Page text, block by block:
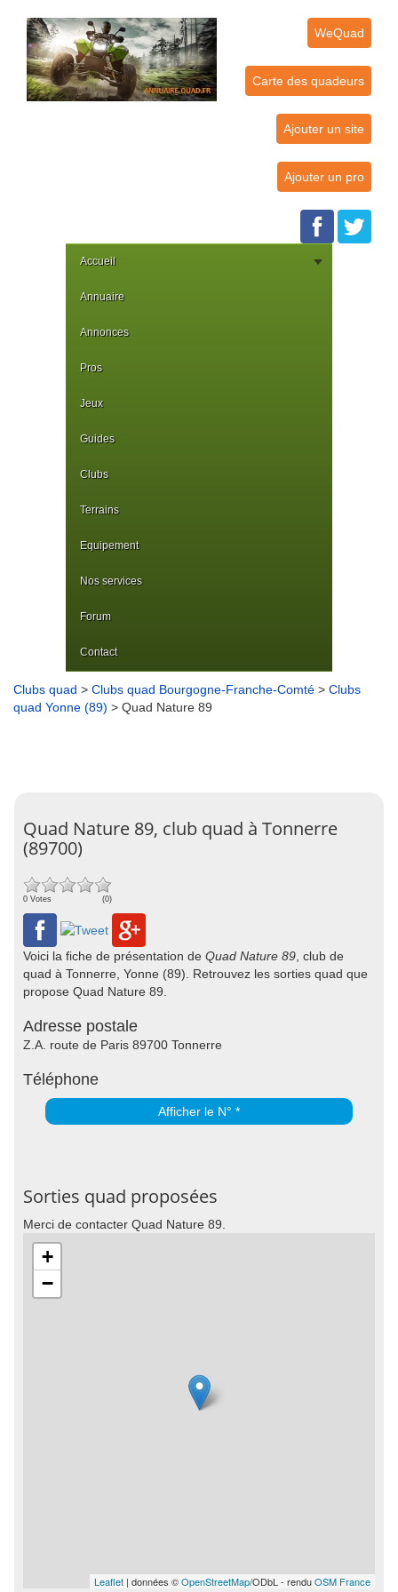
WeQuad
Carte des quadeurs
Ajouter un site
Ajouter un pro
Accueil
Annuaire
Annonces
Pros
Jeux
Guides
Clubs
Terrains
Equipement
Nos services
Forum
Contact
Clubs quad > Clubs quad Bourgogne-Franche-Comté > Clubs
quad Yonne (89) > Quad Nature 89
Quad Nature 89, club quad à Tonnerre
(89700)
0 Votes (0)
Voici la fiche de présentation de Quad Nature 89 , club de
quad à Tonnerre, Yonne (89). Retrouvez les sorties quad que
propose Quad Nature 89.
Adresse postale
Z.A. route de Paris 89700 Tonnerre
Téléphone
Afficher le N° *
Sorties quad proposées
Merci de contacter Quad Nature 89.
+
−
Leaflet | données ©OpenStreetMap/ODbL - renduOSM France